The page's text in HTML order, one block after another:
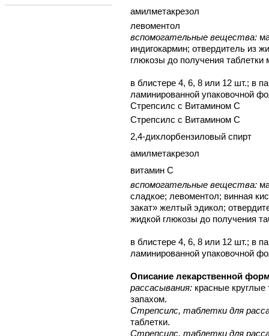
амилметакрезол
левоментол
вспомогательные вещества:
индигокармин; отвердитель из
глюкозы до получения таблетки
в блистере 4, 6, 8 или 12 шт.; в
ламинированной упаковочной
Стрепсилс с Витамином C
Стрепсилс с Витамином C
2,4-дихлорбензиловый спирт
амилметакрезол
витамин C
вспомогательные вещества:
сладкое; левоментол; винная
закат» желтый эдикол;
жидкой глюкозы до получения
в блистере 4, 6, 8 или 12 шт.; в
ламинированной упаковочной
Описание лекарственной
рассасывания: красные
запахом.
Стрепсилс, таблетки для
таблетки.
Стрепсилс, таблетки для